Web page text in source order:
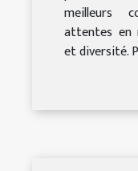
meilleurs
attentes en
et diversité.